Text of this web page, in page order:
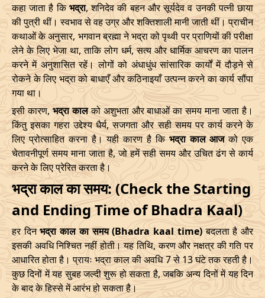
25/03/2026 13:49 Swarglok 26/03/2026
28/03/2026 20:16 Mrityulok 29/03/2026
April, 2026
Start
Bhadra
Name
End
Date Time Date
01/04/2026 07:07 Mrityulok 01/04/2026
04/04/2026 23:04 Patallok 05/04/2026
08/04/2026 19:01 Patallok 09/04/2026
12/04/2026 12:56 Patallok 13/04/2026
15/04/2026 22:32 Mrityulok 16/04/2026
20/04/2026 17:51 Swarglok 21/04/2026
कहा जाता है किभद्रा, शनिदेव की बहन और सूर्यदेव व उनकी पत्नी छाया
की पुत्री थीं। स्वभाव से वह उग्र और शक्तिशाली मानी जाती थीं। प्राचीन
कथाओं के अनुसार, भगवान ब्रह्मा ने भद्रा को पृथ्वी पर प्राणियों की परीक्षा
लेने के लिए भेजा था, ताकि लोग धर्म, सत्य और धार्मिक आचरण का पालन
करने में अनुशासित रहें। लोगों को अंधाधुंध सांसारिक कार्यों में दौड़ने से
रोकने के लिए भद्रा को बाधाएँ और कठिनाइयाँ उत्पन्न करने का कार्य सौंपा
गया था।
इसी कारण,भद्रा कालको अशुभता और बाधाओं का समय माना जाता है।
किंतु इसका गहरा उद्देश्य धैर्य, सजगता और सही समय पर कार्य करने के
लिए प्रोत्साहित करना है। यही कारण है किभद्रा काल आजको एक
चेतावनीपूर्ण समय माना जाता है, जो हमें सही समय और उचित ढंग से कार्य
करने के लिए प्रेरित करता है।
भद्रा काल का समय: (Check the Starting
and Ending Time of Bhadra Kaal)
हर दिनभद्रा काल का समय (Bhadra kaal time)बदलता है और
इसकी अवधि निश्चित नहीं होती। यह तिथि, करण और नक्षत्र की गति पर
आधारित होता है। प्रायः भद्रा काल की अवधि 7 से 13 घंटे तक रहती है।
कुछ दिनों में यह सुबह जल्दी शुरू हो सकता है, जबकि अन्य दिनों में यह दिन
के बाद के हिस्से में आरंभ हो सकता है।